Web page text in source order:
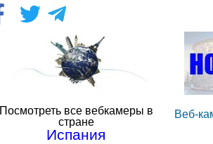
Посмотреть все вебкамеры в
стране
Испания
Веб-